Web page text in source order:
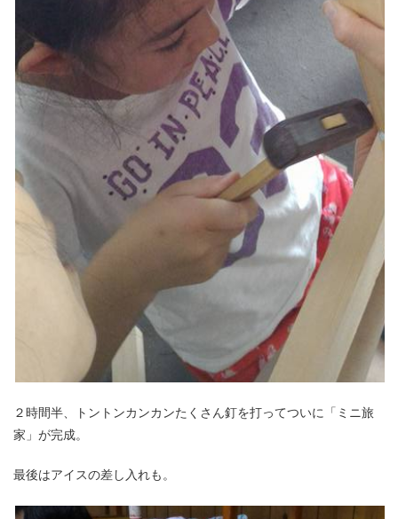
２時間半、トントンカンカンたくさん釘を打ってついに「ミニ旅
家」が完成。
最後はアイスの差し入れも。